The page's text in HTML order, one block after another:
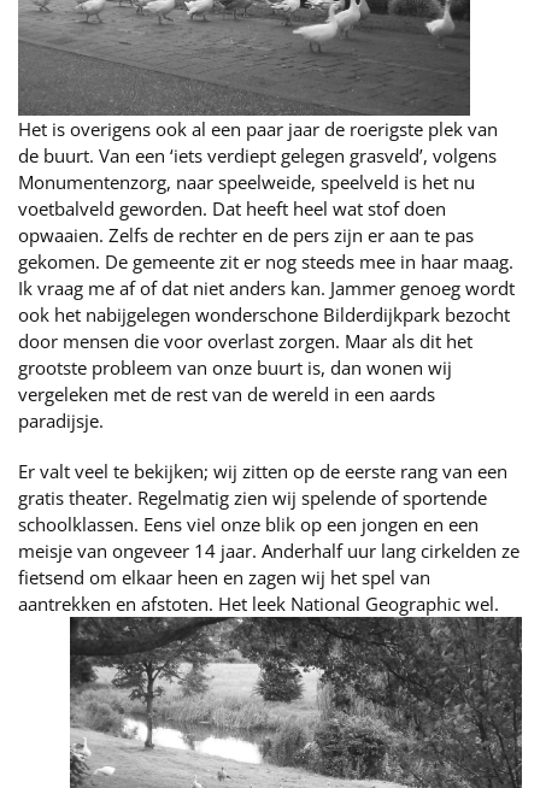
Het is overigens ook al een paar jaar de roerigste plek van
de buurt. Van een ‘iets verdiept gelegen grasveld’, volgens
Monumentenzorg, naar speelweide, speelveld is het nu
voetbalveld geworden. Dat heeft heel wat stof doen
opwaaien. Zelfs de rechter en de pers zijn er aan te pas
gekomen. De gemeente zit er nog steeds mee in haar maag.
Ik vraag me af of dat niet anders kan. Jammer genoeg wordt
ook het nabijgelegen wonderschone Bilderdijkpark bezocht
door mensen die voor overlast zorgen. Maar als dit het
grootste probleem van onze buurt is, dan wonen wij
vergeleken met de rest van de wereld in een aards
paradijsje.
Er valt veel te bekijken; wij zitten op de eerste rang van een
gratis theater. Regelmatig zien wij spelende of sportende
schoolklassen. Eens viel onze blik op een jongen en een
meisje van ongeveer 14 jaar. Anderhalf uur lang cirkelden ze
fietsend om elkaar heen en zagen wij het spel van
aantrekken en afstoten. Het leek National Geographic wel.